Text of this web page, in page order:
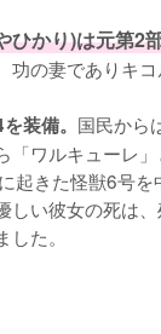
ひかり)は元第2
の妻でありキコ
装備。 国民から
「ワルキューレ
起きた怪獣6号を
しい彼女の死は
た。